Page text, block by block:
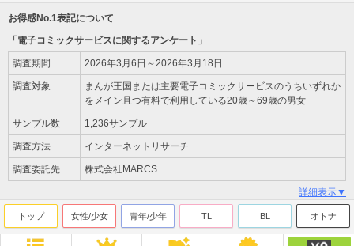
お得感No.1表記について
「電子コミックサービスに関するアンケート」
調査期間 2026年3月6日～2026年3月18日
調査対象
まんが王国または主要電子コミックサービスのうちいずれか
をメイン且つ有料で利用している20歳～69歳の男女
サンプル数 1,236サンプル
調査方法 インターネットリサーチ
調査委託先 株式会社MARCS
詳細表示▼
トップ 女性/少女 青年/少年 TL BL オトナ